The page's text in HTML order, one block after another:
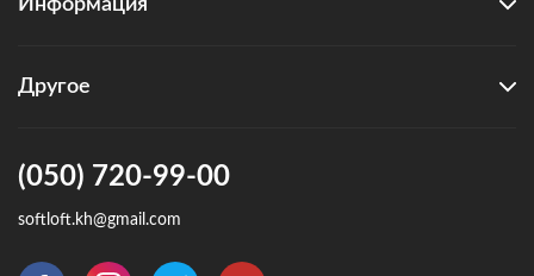
Другое
(050) 720-99-00
softloft.kh@gmail.com